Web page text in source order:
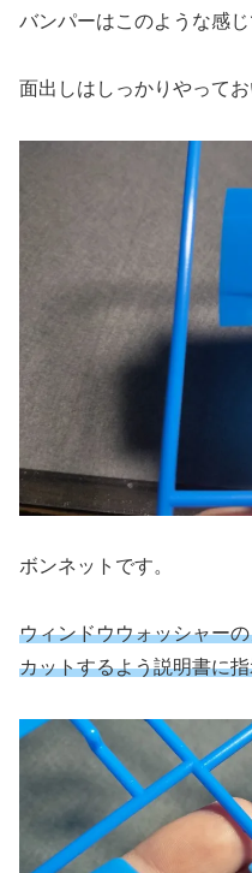
バンパーはこのような感じ
面出しはしっかりやって
ボンネットです。
ウィンドウウォッシャー
カットするよう説明書に